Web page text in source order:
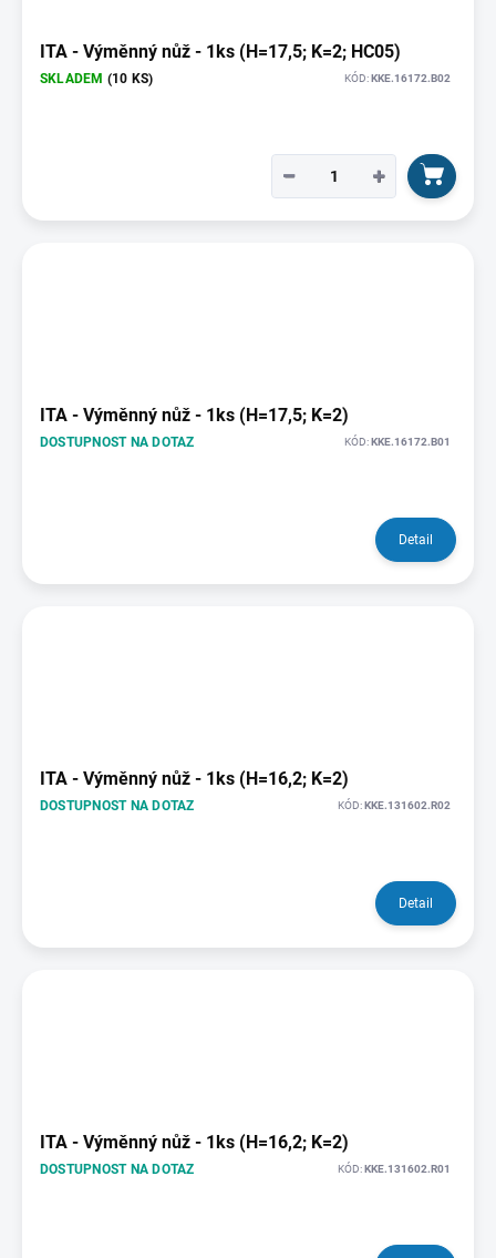
ITA - Výměnný nůž - 1ks (H=17,5; K=2; HC05)
SKLADEM (10 KS) KÓD:KKE.16172.B02
+
−
ITA - Výměnný nůž - 1ks (H=17,5; K=2)
DOSTUPNOST NA DOTAZ KÓD:KKE.16172.B01
Detail
ITA - Výměnný nůž - 1ks (H=16,2; K=2)
DOSTUPNOST NA DOTAZ KÓD:KKE.131602.R02
Detail
ITA - Výměnný nůž - 1ks (H=16,2; K=2)
DOSTUPNOST NA DOTAZ KÓD: KKE.131602.R01